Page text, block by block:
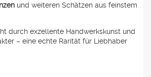
und weiteren Schätzen aus feinstem
durch exzellente Handwerkskunst und
– eine echte Rarität für Liebhaber